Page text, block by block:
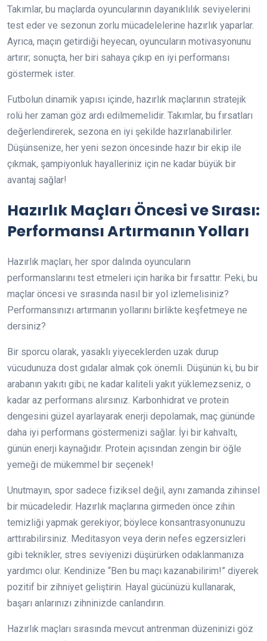
Takımlar, bu maçlarda oyuncularının dayanıklılık seviyelerini
test eder ve sezonun zorlu mücadelelerine hazırlık yaparlar.
Ayrıca, maçın getirdiği heyecan, oyuncuların motivasyonunu
artırır; sonuçta, her biri sahaya çıkıp en iyi performansı
göstermek ister.
Futbolun dinamik yapısı içinde, hazırlık maçlarının stratejik
rolü her zaman göz ardı edilmemelidir. Takımlar, bu fırsatları
değerlendirerek, sezona en iyi şekilde hazırlanabilirler.
Düşünsenize, her yeni sezon öncesinde hazır bir ekip ile
çıkmak, şampiyonluk hayalleriniz için ne kadar büyük bir
avantaj sağlar!
Hazırlık Maçları Öncesi ve Sırası:
Performansı Artırmanın Yolları
Hazırlık maçları, her spor dalında oyuncuların
performanslarını test etmeleri için harika bir fırsattır. Peki, bu
maçlar öncesi ve sırasında nasıl bir yol izlemelisiniz?
Performansınızı artırmanın yollarını birlikte keşfetmeye ne
dersiniz?
Bir sporcu olarak, yasaklı yiyeceklerden uzak durup
vücudunuza dost gıdalar almak çok önemli. Düşünün ki, bu bir
arabanın yakıtı gibi; ne kadar kaliteli yakıt yüklemezseniz, o
kadar az performans alırsınız. Karbonhidrat ve protein
dengesini güzel ayarlayarak enerji depolamak, maç gününde
daha iyi performans göstermenizi sağlar. İyi bir kahvaltı,
günün enerji kaynağıdır. Protein açısından zengin bir öğle
yemeği de mükemmel bir seçenek!
Unutmayın, spor sadece fiziksel değil, aynı zamanda zihinsel
bir mücadeledir. Hazırlık maçlarına girmeden önce zihin
temizliği yapmak gerekiyor; böylece konsantrasyonunuzu
arttırabilirsiniz. Meditasyon veya derin nefes egzersizleri
gibi teknikler, stres seviyenizi düşürürken odaklanmanıza
yardımcı olur. Kendinize “Ben bu maçı kazanabilirim!” diyerek
pozitif bir zihniyet geliştirin. Hayal gücünüzü kullanarak,
başarı anlarınızı zihninizde canlandırın.
Hazırlık maçları sırasında mevcut antrenman düzeninizi göz